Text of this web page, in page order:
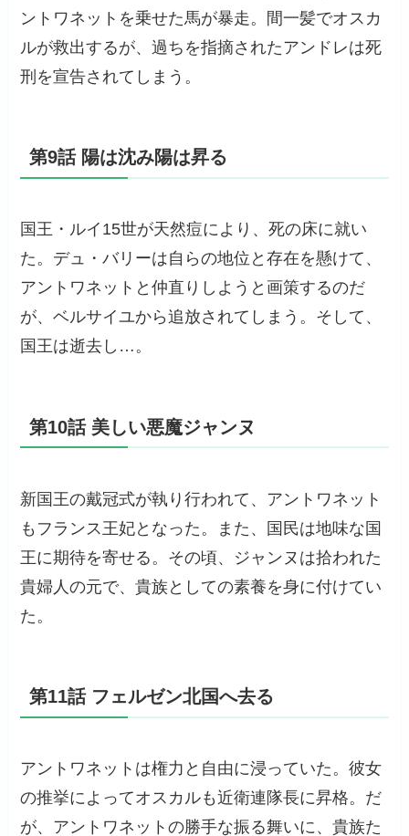
ントワネットを乗せた馬が暴走。間一髪でオスカ
ルが救出するが、過ちを指摘されたアンドレは死
刑を宣告されてしまう。
第9話 陽は沈み陽は昇る
国王・ルイ15世が天然痘により、死の床に就い
た。デュ・バリーは自らの地位と存在を懸けて、
アントワネットと仲直りしようと画策するのだ
が、ベルサイユから追放されてしまう。そして、
国王は逝去し…。
第10話 美しい悪魔ジャンヌ
新国王の戴冠式が執り行われて、アントワネット
もフランス王妃となった。また、国民は地味な国
王に期待を寄せる。その頃、ジャンヌは拾われた
貴婦人の元で、貴族としての素養を身に付けてい
た。
第11話 フェルゼン北国へ去る
アントワネットは権力と自由に浸っていた。彼女
の推挙によってオスカルも近衛連隊長に昇格。だ
が、アントワネットの勝手な振る舞いに、貴族た